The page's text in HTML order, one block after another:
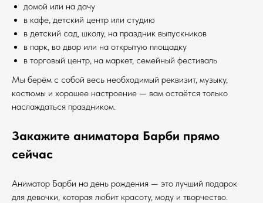
домой или на дачу
в кафе, детский центр или студию
в детский сад, школу, на праздник выпускников
в парк, во двор или на открытую площадку
в торговый центр, на маркет, семейный фестиваль
Мы берём с собой весь необходимый реквизит, музыку,
костюмы и хорошее настроение — вам остаётся только
наслаждаться праздником.
Закажите аниматора Барби прямо
сейчас
Аниматор Барби на день рождения — это лучший подарок
для девочки, которая любит красоту, моду и творчество.